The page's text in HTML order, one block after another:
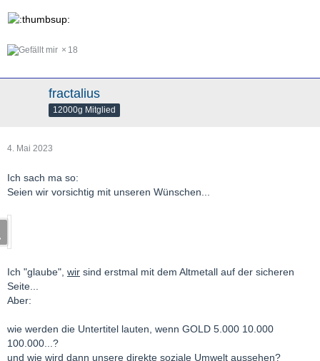
18
fractalius
12000g Mitglied
4. Mai 2023
Ich sach ma so:
Seien wir vorsichtig mit unseren Wünschen...
Ich "glaube", wir sind erstmal mit dem Altmetall auf der sicheren
Seite...
Aber:
wie werden die Untertitel lauten, wenn GOLD 5.000 10.000
100.000...?
und wie wird dann unsere direkte soziale Umwelt aussehen?